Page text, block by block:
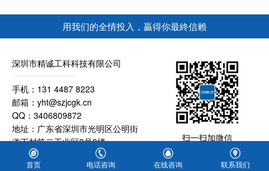
2020-09-03
线体接头
2020-09-03
手表外壳防水测试方案
手表气密性防水测试
2020-09-04
用我们的全情投入，贏得你最終信赖
深圳市精诚工科科技有限公司
手机：131 4487 8223
邮箱：yht@szjcgk.cn
QQ：3406809872
地址：广东省深圳市光明区公明街
道下村第二工业区3号3楼
扫一扫加微信
粤ICP备16057930号-2
首页 电话咨询 在线咨询 联系我们